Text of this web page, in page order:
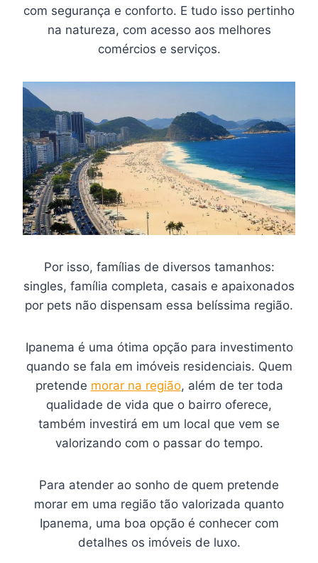
com segurança e conforto. E tudo isso pertinho
na natureza, com acesso aos melhores
comércios e serviços.
Por isso, famílias de diversos tamanhos:
singles, família completa, casais e apaixonados
por pets não dispensam essa belíssima região.
Ipanema é uma ótima opção para investimento
quando se fala em imóveis residenciais. Quem
pretende morar na região, além de ter toda
qualidade de vida que o bairro oferece,
também investirá em um local que vem se
valorizando com o passar do tempo.
Para atender ao sonho de quem pretende
morar em uma região tão valorizada quanto
Ipanema, uma boa opção é conhecer com
detalhes os imóveis de luxo.